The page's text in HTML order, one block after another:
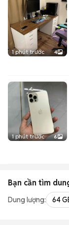
1 phút trước 4
1 phút trước 6
Bạn cần tìm
Dung lượng: 64